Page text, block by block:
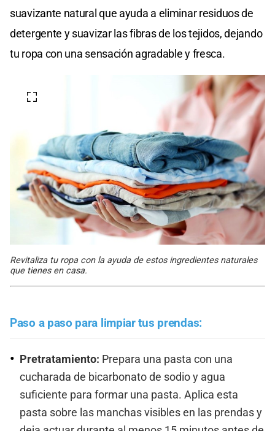
suavizante natural que ayuda a eliminar residuos de
detergente y suavizar las fibras de los tejidos, dejando
tu ropa con una sensación agradable y fresca.
Revitaliza tu ropa con la ayuda de estos ingredientes naturales
que tienes en casa.
Paso a paso para limpiar tus prendas:
Pretratamiento: Prepara una pasta con una
cucharada de bicarbonato de sodio y agua
suficiente para formar una pasta. Aplica esta
pasta sobre las manchas visibles en las prendas y